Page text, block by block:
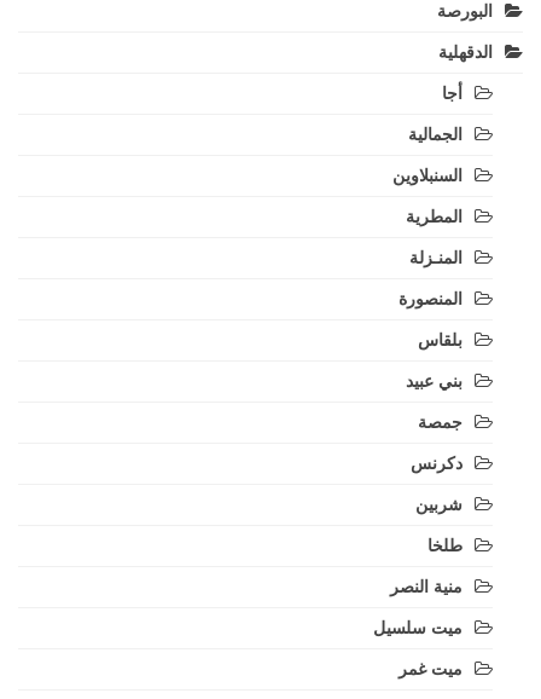
البورصة
الدقهلية
أجا
الجمالية
السنبلاوين
المطرية
المنـزلة
المنصورة
بلقاس
بني عبيد
جمصة
دكرنس
شربين
طلخا
منية النصر
ميت سلسيل
ميت غمر